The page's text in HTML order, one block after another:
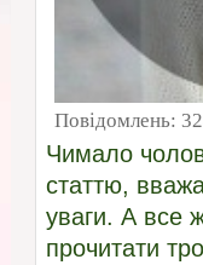
Повідомлень:
Чимало
статтю,
уваги. А все
прочитати